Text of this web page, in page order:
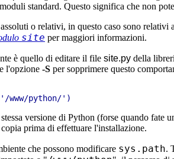
standard. Questo significa che non
o relativi, in questo caso sono
site per maggiori informazioni.
è quello di editare il file site.py della
l'opzione -S per sopprimere questo
versione di Python (forse quando fate
prima di effettuare l'installazione.
che possono modificare sys.path.